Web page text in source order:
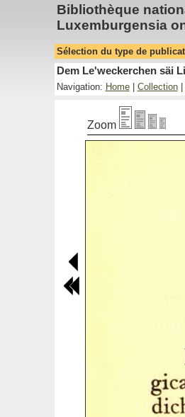
Bibliothèque
Luxemburgensia
Sélection du type de
Dem Le'weckerchen säi
Navigation: Home| Collection|
Zoom